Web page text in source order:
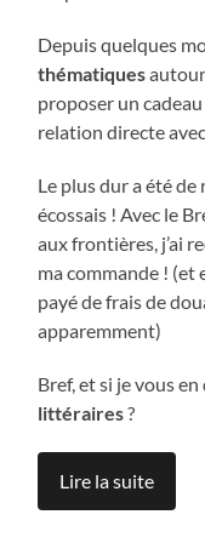
Depuis quelques
thématiquesautour
proposer un
relation directe
Le plus dur a été
écossais ! Avec le
aux frontières, j’ai
ma commande ! (et
payé de frais de
apparemment)
Bref, et si je vous
littéraires?
Lire la suite